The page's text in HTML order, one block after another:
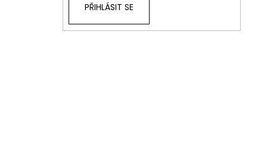
PŘIHLÁSIT SE